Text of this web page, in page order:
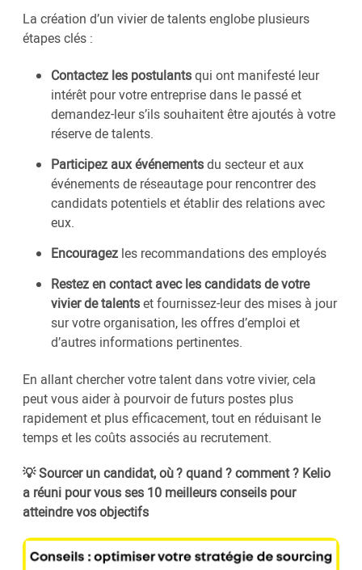
La création d’un vivier de talents englobe plusieurs
étapes clés :
Contactez les postulantsqui ont manifesté leur
intérêt pour votre entreprise dans le passé et
demandez-leur s’ils souhaitent être ajoutés à votre
réserve de talents.
Participez aux événementsdu secteur et aux
événements de réseautage pour rencontrer des
candidats potentiels et établir des relations avec
eux.
Encouragez les recommandations des employés
Restez en contact avec les candidats de votre
vivier de talentset fournissez-leur des mises à jour
sur votre organisation, les offres d’emploi et
d’autres informations pertinentes.
En allant chercher votre talent dans votre vivier, cela
peut vous aider à pourvoir de futurs postes plus
rapidement et plus efficacement, tout en réduisant le
temps et les coûts associés au recrutement.
💡 Sourcer un candidat, où ? quand ? comment ? Kelio
a réuni pour vous ses 10 meilleurs conseils pour
atteindre vos objectifs